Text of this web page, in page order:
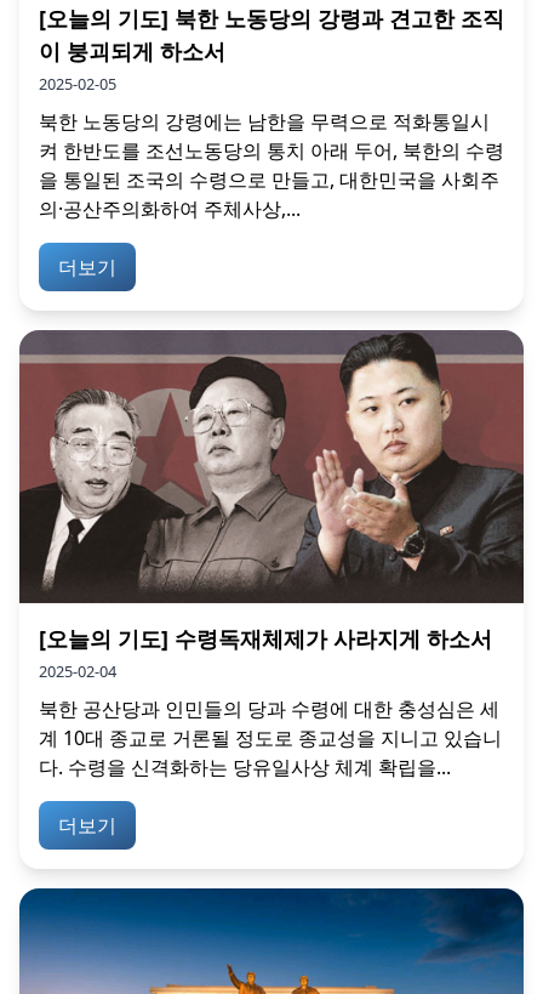
[오늘의 기도] 북한 노동당의 강령과 견고한 조직
이 붕괴되게 하소서
2025-02-05
북한 노동당의 강령에는 남한을 무력으로 적화통일시
켜 한반도를 조선노동당의 통치 아래 두어, 북한의 수령
을 통일된 조국의 수령으로 만들고, 대한민국을 사회주
의·공산주의화하여 주체사상,...
더보기
[오늘의 기도] 수령독재체제가 사라지게 하소서
2025-02-04
북한 공산당과 인민들의 당과 수령에 대한 충성심은 세
계 10대 종교로 거론될 정도로 종교성을 지니고 있습니
다. 수령을 신격화하는 당유일사상 체계 확립을...
더보기